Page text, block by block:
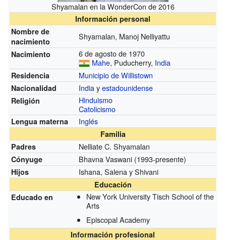
Shyamalan en la WonderCon de 2016
Información personal
Nombre de
nacimiento
Shyamalan, Manoj Nelliyattu
Nacimiento
6 de agosto de 1970
Mahe, Puducherry, India
Residencia Municipio de Willistown
Nacionalidad Indiayestadounidense
Religión
Hinduismo
Catolicismo
Lengua materna Inglés
Familia
Padres
Nelliate C. Shyamalan
Cónyuge Bhavna Vaswani (1993-presente)
Hijos Ishana, Salena y Shivani
Educación
Educado en
New York University Tisch School of the
Arts
Episcopal Academy
Información profesional